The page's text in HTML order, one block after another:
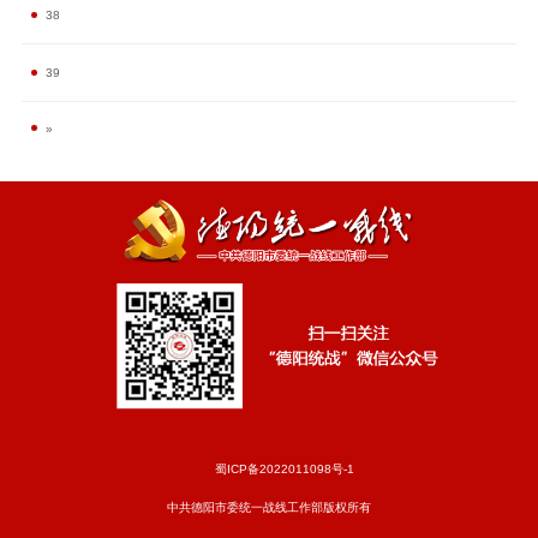
38
39
»
蜀ICP备2022011098号-1
中共德阳市委统一战线工作部版权所有